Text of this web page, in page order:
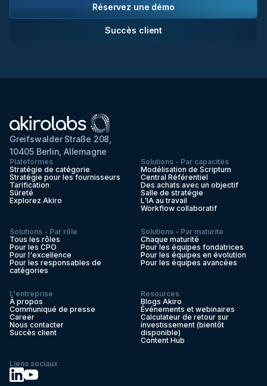
Réservez une démo
Succès client
Greifswalder Straße 208,
10405 Berlin, Allemagne
Plateformes
Stratégie de catégorie
Stratégie pour les fournisseurs
Tarification
Sûreté
Explorez Akiro
Solutions - Par capacités
Modélisation de Scriptum
Central Référentiel
Des achats avec un objectif
Salle de stratégie
L'IA au travail
Workflow collaboratif
Solutions - Par rôle
Tous les rôles
Pour les CPO
Pour l'excellence
Pour les responsables de
catégories
Solutions - Par maturité
Chaque maturité
Pour les équipes fondatrices
Pour les équipes en évolution
Pour les équipes avancées
L'entreprise
À propos
Communiqué de presse
Career
Nous contacter
Succès client
Resources
Blogs Akiro
Événements et webinaires
Calculateur de retour sur
investissement (bientôt
disponible)
Content Hub
Liens sociaux